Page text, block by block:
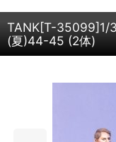
TANK[T-35099]1/
(夏)44-45 (2体)